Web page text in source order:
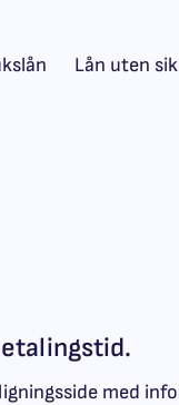
Lån uten
med